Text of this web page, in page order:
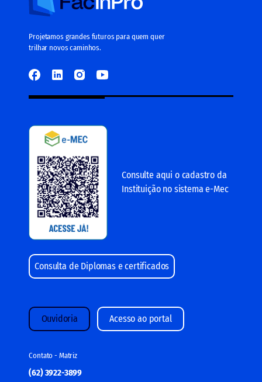
Projetamos grandes futuros para quem quer
trilhar novos caminhos.
Consulte aqui o cadastro da
Instituição no sistema e-Mec
Consulta de Diplomas e certificados
Ouvidoria Acesso ao portal
Contato - Matriz
(62) 3922-3899